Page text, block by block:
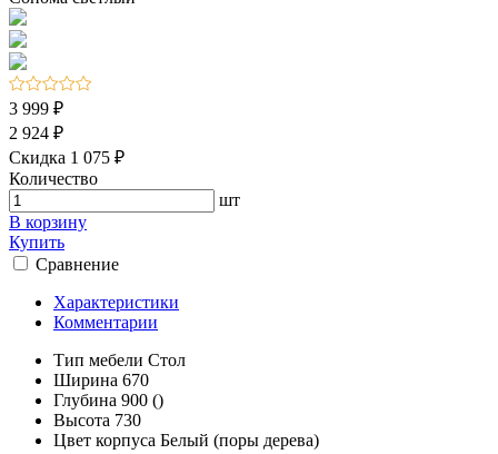
3 999 ₽
2 924 ₽
Скидка 1 075 ₽
Количество
шт
В корзину
Купить
Сравнение
Характеристики
Комментарии
Тип мебели Стол
Ширина 670
Глубина 900 ()
Высота 730
Цвет корпуса Белый (поры дерева)